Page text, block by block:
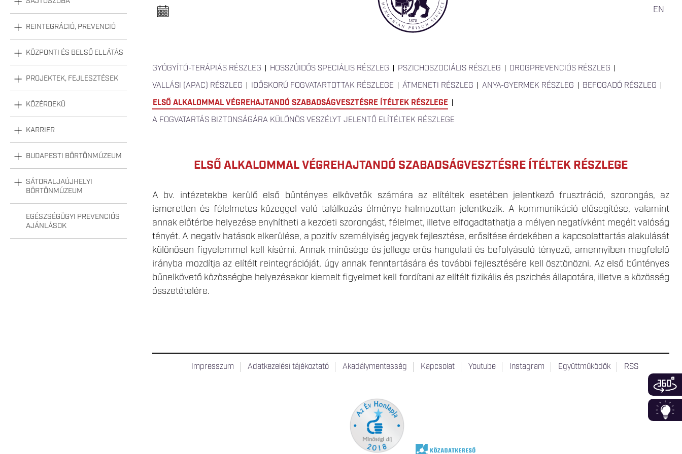
REINTEGRÁCIÓ, PREVENCIÓ
KÖZPONTI ÉS BELSŐ ELLÁTÁS
PROJEKTEK, FEJLESZTÉSEK
KÖZÉRDEKŰ
KARRIER
BUDAPESTI BÖRTÖNMÚZEUM
SÁTORALJAÚJHELYI
BÖRTÖNMÚZEUM
EGÉSZSÉGÜGYI PREVENCIÓS
AJÁNLÁSOK
EN
e
l
s
a
GYÓGYÍTÓ-TERÁPIÁS RÉSZLEG HOSSZÚIDŐS SPECIÁLIS RÉSZLEG PSZICHOSZOCIÁLIS RÉSZLEG
DROGPREVENCIÓS RÉSZLEG
VALLÁSI (APAC) RÉSZLEG
IDŐSKORÚ FOGVATARTOTTAK RÉSZLEGE ÁTMENETI RÉSZLEG ANYA-GYERMEK RÉSZLEG
BEFOGADÓ RÉSZLEG
ELSŐ ALKALOMMAL VÉGREHAJTANDÓ SZABADSÁGVESZTÉSRE ÍTÉLTEK RÉSZLEGE
A FOGVATARTÁS BIZTONSÁGÁRA KÜLÖNÖS VESZÉLYT JELENTŐ ELÍTÉLTEK RÉSZLEGE
ELSŐ ALKALOMMAL VÉGREHAJTANDÓ SZABADSÁGVESZTÉSRE ÍTÉLTEK RÉSZLEGE
A bv. intézetekbe kerülő első bűntényes elkövetők számára az elítéltek esetében jelentkező frusztráció, szorongás, az
ismeretlen és félelmetes közeggel való találkozás élménye halmozottan jelentkezik. A kommunikáció elősegítése, valamint
annak előtérbe helyezése enyhítheti a kezdeti szorongást, félelmet, illetve elfogadtathatja a mélyen negatívként megélt valóság
tényét. A negatív hatások elkerülése, a pozitív személyiség jegyek fejlesztése, erősítése érdekében a kapcsolattartás alakulását
különösen figyelemmel kell kísérni. Annak minősége és jellege erős hangulati és befolyásoló tényező, amennyiben megfelelő
irányba mozdítja az elítélt reintegrációját, úgy annak fenntartására és további fejlesztésére kell ösztönözni. Az első bűntényes
bűnelkövető közösségbe helyezésekor kiemelt figyelmet kell fordítani az elítélt fizikális és pszichés állapotára, illetve a közösség
összetételére.
Impresszum Adatkezelési tájékoztató Akadálymentesség Kapcsolat Youtube Instagram Együttműködők RSS